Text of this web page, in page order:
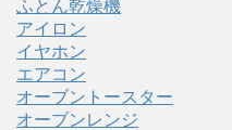
ふとん乾燥機
アイロン
イヤホン
エアコン
オーブントースター
オーブンレンジ